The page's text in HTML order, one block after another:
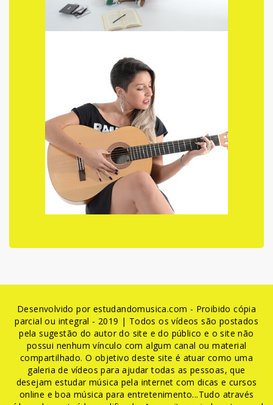
Desenvolvido por estudandomusica.com - Proibido cópia
parcial ou integral - 2019 | Todos os vídeos são postados
pela sugestão do autor do site e do público e o site não
possui nenhum vínculo com algum canal ou material
compartilhado. O objetivo deste site é atuar como uma
galeria de vídeos para ajudar todas as pessoas, que
desejam estudar música pela internet com dicas e cursos
online e boa música para entretenimento...Tudo através